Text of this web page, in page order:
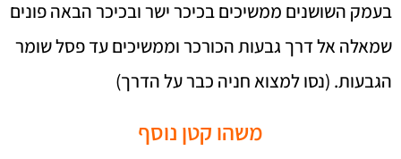
בעמק השושנים ממשיכים בכיכר ישר ובכיכר הבאה פונים
שמאלה אל דרך גבעות הכורכר וממשיכים עד פסל שומר
הגבעות. (נסו למצוא חניה כבר על הדרך)
משהו קטן נוסף